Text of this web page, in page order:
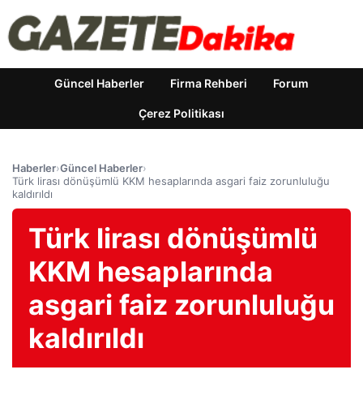
Güncel Haberler Firma Rehberi Forum
Çerez Politikası
Haberler›Güncel Haberler›
Türk lirası dönüşümlü KKM hesaplarında asgari faiz zorunluluğu
kaldırıldı
Türk lirası dönüşümlü
KKM hesaplarında
asgari faiz zorunluluğu
kaldırıldı